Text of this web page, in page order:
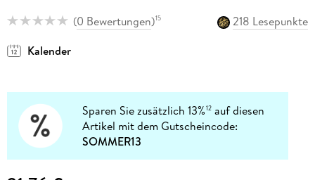
(0 Bewertungen)15
218 Lesepunkte
Kalender
Sparen Sie zusätzlich 13%12 auf diesen
Artikel mit dem Gutscheincode:
SOMMER13